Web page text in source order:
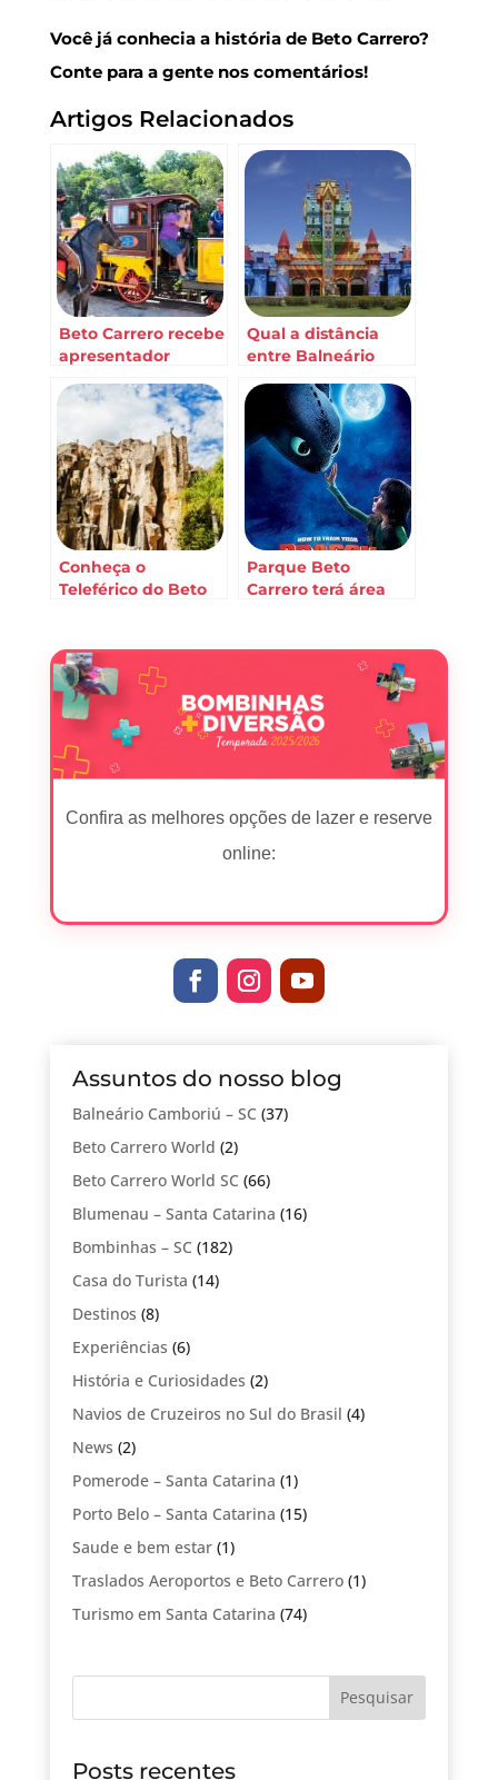
Você já conhecia a história de Beto Carrero?
Conte para a gente nos comentários!
Artigos Relacionados
Beto Carrero recebe
apresentador
Qual a distância
entre Balneário
Parque Beto
Carrero?
Conheça o
Teleférico do Beto
Parque Beto
Carrero terá área
Confira as melhores opções de lazer e reserve
online:
Assuntos do nosso blog
Balneário Camboriú – SC (37)
Beto Carrero World (2)
Beto Carrero World SC (66)
Blumenau – Santa Catarina (16)
Bombinhas – SC (182)
Casa do Turista (14)
Destinos (8)
Experiências (6)
História e Curiosidades (2)
Navios de Cruzeiros no Sul do Brasil (4)
News (2)
Pomerode – Santa Catarina (1)
Porto Belo – Santa Catarina (15)
Saude e bem estar(1)
Traslados Aeroportos e Beto Carrero(1)
Turismo em Santa Catarina (74)
Posts recentes